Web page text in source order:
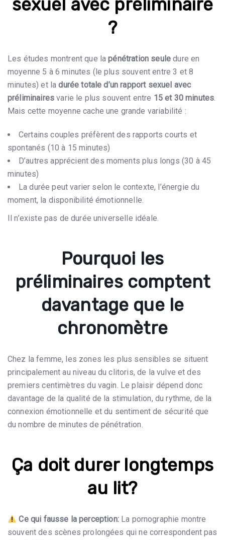
sexuel avec préliminaire
?
Les études montrent que lapénétration seule dure en
moyenne 5 à 6 minutes (le plus souvent entre 3 et 8
minutes) et ladurée totale d’un rapport sexuel avec
préliminaires varie le plus souvent entre 15 et 30 minutes.
Mais cette moyenne cache une grande variabilité :
Certains couples préfèrent des rapports courts et
spontanés (10 à 15 minutes)
D’autres apprécient des moments plus longs (30 à 45
minutes)
La durée peut varier selon le contexte, l’énergie du
moment, la disponibilité émotionnelle.
Il n’existe pas de durée universelle idéale.
Pourquoi les
préliminaires comptent
davantage que le
chronomètre
Chez la femme, les zones les plus sensibles se situent
principalement au niveau du clitoris, de la vulve et des
premiers centimètres du vagin. Le plaisir dépend donc
davantage de la qualité de la stimulation, du rythme, de la
connexion émotionnelle et du sentiment de sécurité que
du nombre de minutes de pénétration.
Ça doit durer longtemps
au lit?
Ce qui fausse la perception: La pornographie montre
souvent des scènes prolongées qui ne correspondent pas